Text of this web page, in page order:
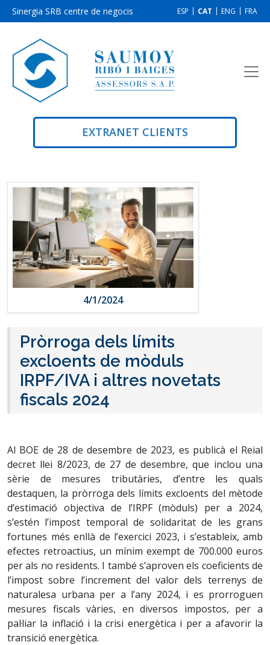
Sinergia SRB centre de negocis ESP CAT ENG FRA
EXTRANET CLIENTS
4/1/2024
Pròrroga dels límits
excloents de mòduls
IRPF/IVA i altres novetats
fiscals 2024
Al BOE de 28 de desembre de 2023, es publicà el Reial
decret llei 8/2023, de 27 de desembre, que inclou una
sèrie de mesures tributàries, d’entre les quals
destaquen, la pròrroga dels límits excloents del mètode
d’estimació objectiva de l’IRPF (mòduls) per a 2024,
s’estén l’impost temporal de solidaritat de les grans
fortunes més enllà de l’exercici 2023, i s’estableix, amb
efectes retroactius, un mínim exempt de 700.000 euros
per als no residents. I també s’aproven els coeficients de
l’impost sobre l’increment del valor dels terrenys de
naturalesa urbana per a l’any 2024, i es prorroguen
mesures fiscals vàries, en diversos impostos, per a
pal·liar la inflació i la crisi energètica i per a afavorir la
transició energètica.